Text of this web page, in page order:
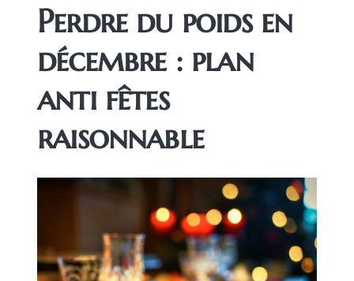
Perdre du poids en
décembre : plan
anti fêtes
raisonnable